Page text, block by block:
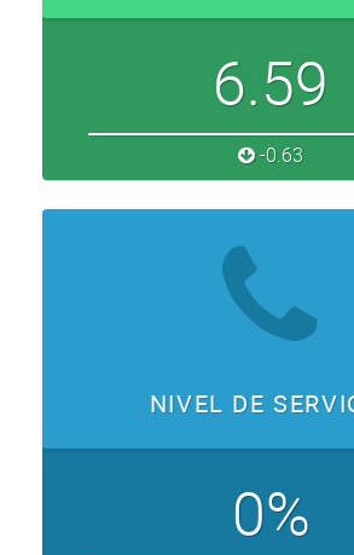
6.59
-0.63
NIVEL DE
0%